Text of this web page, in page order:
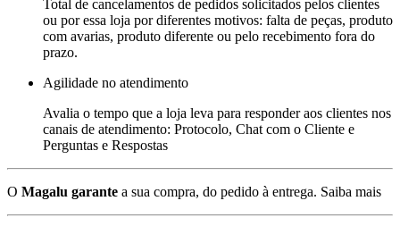
Total de cancelamentos de pedidos solicitados pelos clientes
ou por essa loja por diferentes motivos: falta de peças, produto
com avarias, produto diferente ou pelo recebimento fora do
prazo.
Agilidade no atendimento
Avalia o tempo que a loja leva para responder aos clientes nos
canais de atendimento: Protocolo, Chat com o Cliente e
Perguntas e Respostas
O Magalu garante a sua compra, do pedido à entrega. Saiba mais